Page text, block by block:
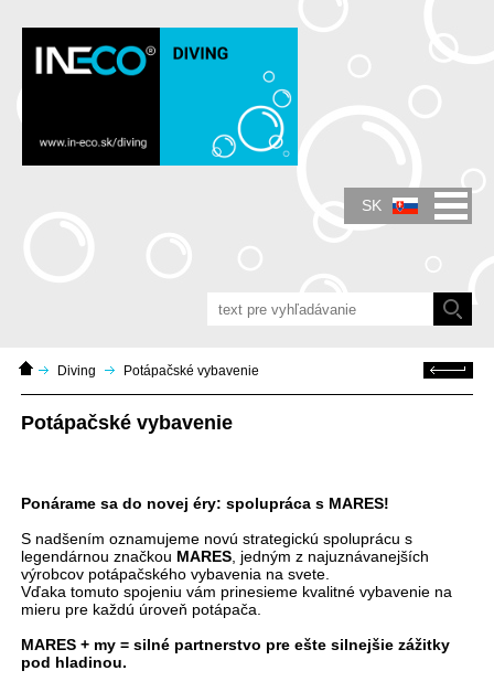
ECO - predávame dúchadlá, vývevy,
prietokomery.
Domáca
stránka
Diving Potápačské vybavenie Späť
Potápačské vybavenie
Ponárame sa do novej éry: spolupráca s MARES!
S nadšením oznamujeme novú strategickú spoluprácu s
legendárnou značkou MARES , jedným z najuznávanejších
výrobcov potápačského vybavenia na svete.
Vďaka tomuto spojeniu vám prinesieme kvalitné vybavenie na
mieru pre každú úroveň potápača.
MARES + my = silné partnerstvo pre ešte silnejšie zážitky
pod hladinou.
SK